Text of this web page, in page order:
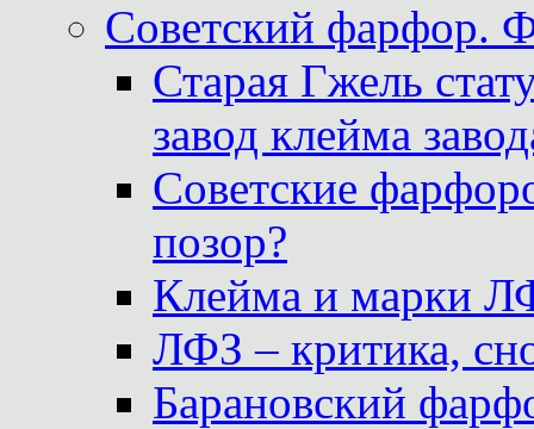
Советский фарфор.
Старая Гжель
завод клейма
Советские
позор?
Клейма и марки
ЛФЗ – критика,
Барановский